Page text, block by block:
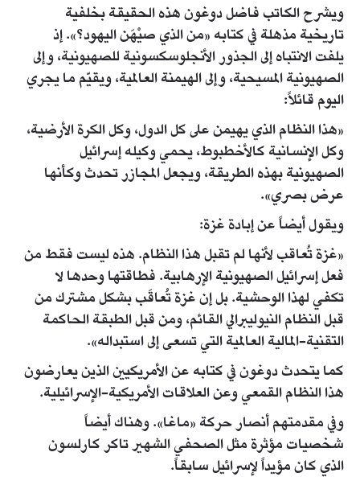
ويشرح الكاتب فاضل دوغون هذه الحقيقة بخلفية
تاريخية مذهلة في كتابه «من الذي صيْهَن اليهود؟». إذ
يلفت الانتباه إلى الجذور الأنجلوسكسونية للصهيونية، وإلى
الصهيونية المسيحية، وإلى الهيمنة العالمية، ويقيّم ما يجري
اليوم قائلاً:
«هذا النظام الذي يهيمن على كل الدول، وكل الكرة الأرضية،
وكل الإنسانية كالأخطبوط، يحمي وكيله إسرائيل
الصهيونية بهذه الطريقة، ويجعل المجازر تحدث وكأنها
عرض بصري».
ويقول أيضاً عن إبادة غزة:
«غزة تُعاقب لأنها لم تقبل هذا النظام. هذه ليست فقط من
فعل إسرائيل الصهيونية الإرهابية. فطاقتها وحدها لا
تكفي لهذا الوحشية. بل إن غزة تُعاقَب بشكل مشترك من
قبل النظام النيوليبرالي القائم، ومن قبل الطبقة الحاكمة
التقنية-المالية العالمية التي تسعى إلى استبداله».
كما يتحدث دوغون في كتابه عن الأمريكيين الذين يعارضون
هذا النظام القمعي وعن العلاقات الأمريكية-الإسرائيلية.
وفي مقدمتهم أنصار حركة «ماغا». وهناك أيضاً
شخصيات مؤثرة مثل الصحفي الشهير تاكر كارلسون
الذي كان مؤيداً لإسرائيل سابقاً.